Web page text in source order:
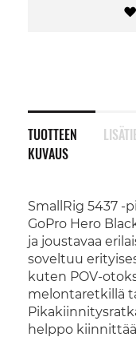
TUOTTEEN
KUVAUS
SmallRig 5437 -
GoPro Hero
ja joustavaa
soveltuu
kuten POV-
melontaretkillä
helppo